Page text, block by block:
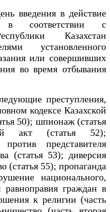
введения в действие
в соответствии с
Казахстан
установленного
или совершивших
во время отбывания
преступления,
кодексе Казахской
50); шпионаж (статья
акт (статья 52);
представителя
(статья 53); диверсия
(статья 55); пропаганда
национального,
равноправия граждан в
к религии (часть